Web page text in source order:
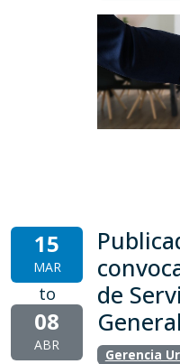
15
MAR
to
08
ABR
de
General
Gerencia